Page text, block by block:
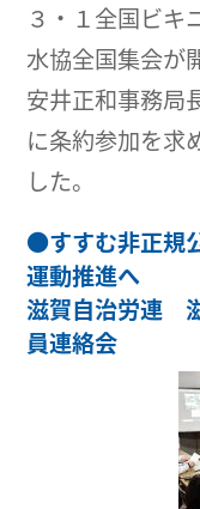
３・１全国ビキ
水協全国集会が
安井正和事務局
に条約参加を求
した。
●すすむ非正
運動推進へ
滋賀自治労連
員連絡会